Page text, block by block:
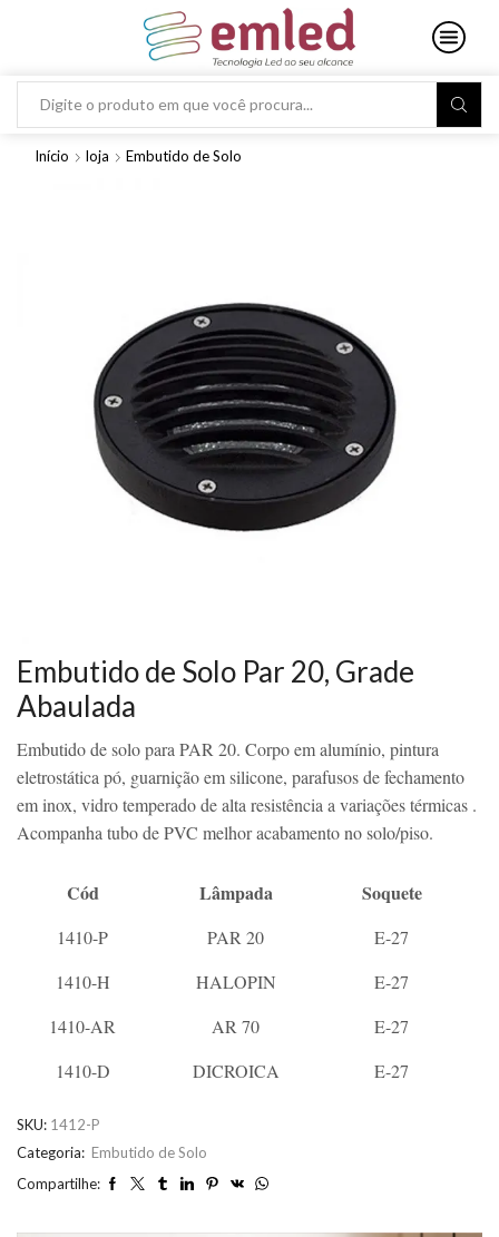
Search
Início loja Embutido de Solo
Embutido de Solo Par 20, Grade
Abaulada
Embutido de solo para PAR 20. Corpo em alumínio, pintura
eletrostática pó, guarnição em silicone, parafusos de fechamento
em inox, vidro temperado de alta resistência a variações térmicas .
Acompanha tubo de PVC melhor acabamento no solo/piso.
Cód Lâmpada Soquete
1410-P PAR 20
E-27
1410-H
HALOPIN
E-27
1410-AR
AR 70
E-27
1410-D
DICROICA E-27
SKU: 1412-P
Categoria: Embutido de Solo
Compartilhe: